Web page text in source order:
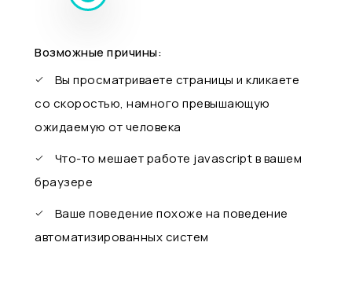
Возможные причины:
Вы просматриваете страницы и кликаете
со скоростью, намного превышающую
ожидаемую от человека
Что-то мешает работе javascript в вашем
браузере
Ваше поведение похоже на поведение
автоматизированных систем